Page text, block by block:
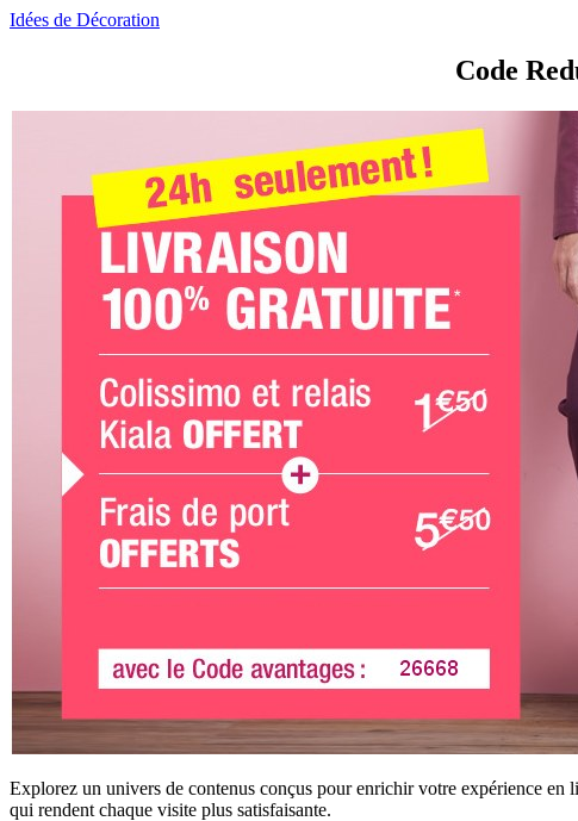
Idées de Décoration
Code
Explorez un univers de contenus conçus pour enrichir votre expérience
qui rendent chaque visite plus satisfaisante.